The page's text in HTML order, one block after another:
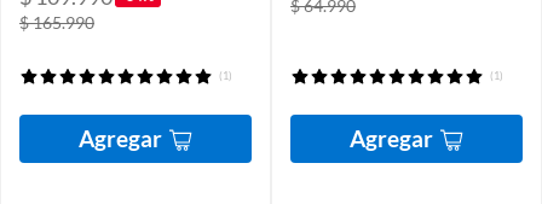
$ 165.990
(1)
Agregar
$ 64.990
(1)
Agregar